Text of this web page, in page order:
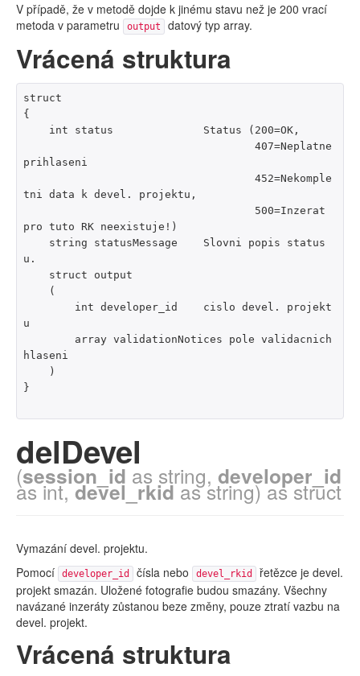
V případě, že v metodě dojde k jinému stavu než je 200 vrací
metoda v parametru
output datový typ array.
Vrácená struktura
struct
{
prihlaseni
tni data k devel. projektu,
pro tuto RK neexistuje!)
u.
u
hlaseni
}
delDevel
(session_id as string, developer_id
as int,devel_rkidas string) as struct
Vymazání devel. projektu.
Pomocí
developer_id čísla nebo devel_rkid
řetězce je devel.
projekt smazán. Uložené fotografie budou smazány. Všechny
navázané inzeráty zůstanou beze změny, pouze ztratí vazbu na
devel. projekt.
Vrácená struktura